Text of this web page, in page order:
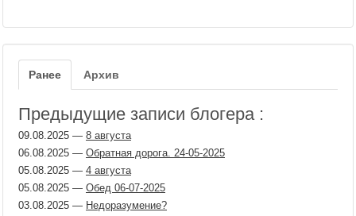
Ранее Архив
Предыдущие записи блогера :
09.08.2025 — 8 августа
06.08.2025 — Обратная дорога. 24-05-2025
05.08.2025 — 4 августа
05.08.2025 — Обед 06-07-2025
03.08.2025 — Недоразумение?